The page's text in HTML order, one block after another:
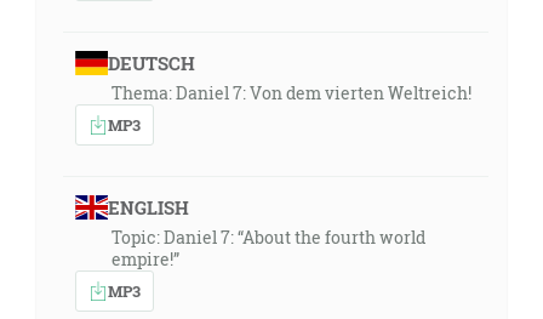
DEUTSCH
Thema: Daniel 7: Von dem vierten Weltreich!
MP3
ENGLISH
Topic: Daniel 7: “About the fourth world
empire!”
MP3